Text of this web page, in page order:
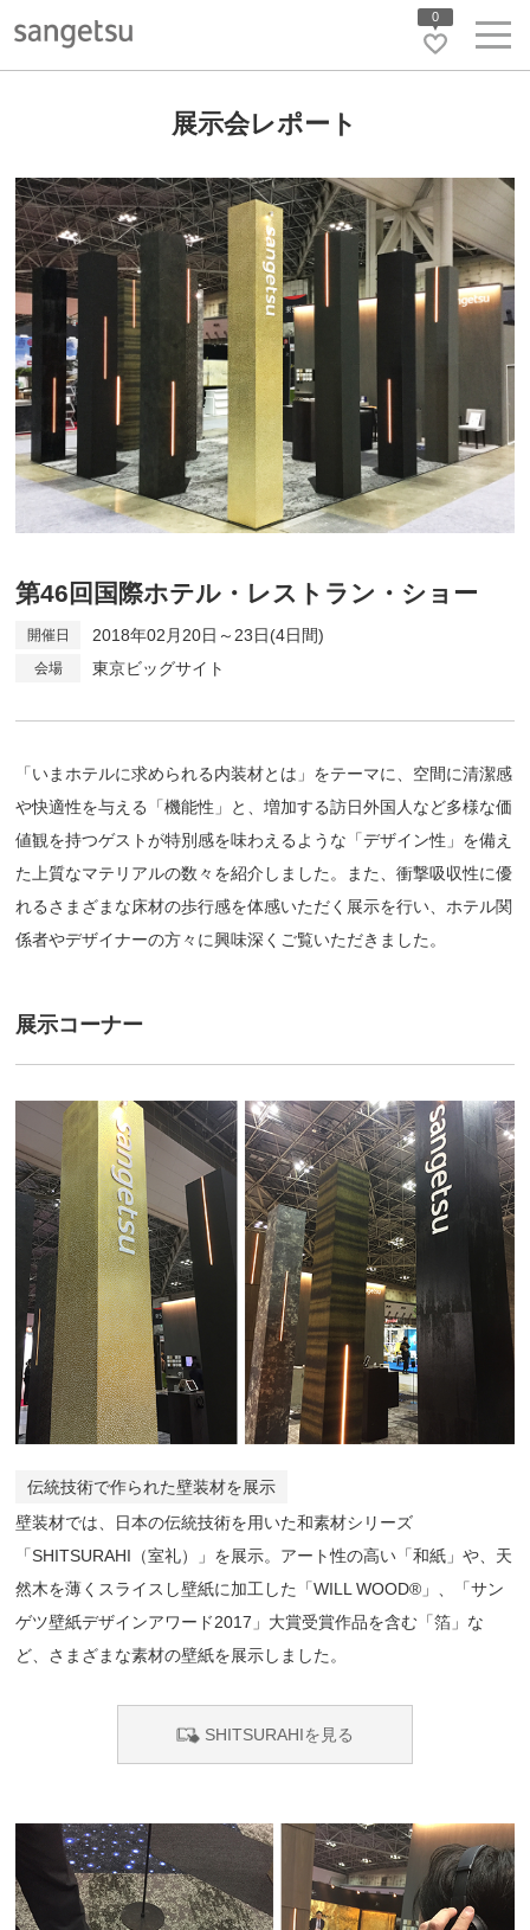
0
展示会レポート
第46回国際ホテル・レストラン・ショー
2018年02月20日～23日(4日間)
東京ビッグサイト
「いまホテルに求められる内装材とは」をテーマに、空間に清潔感
や快適性を与える「機能性」と、増加する訪日外国人など多様な価
値観を持つゲストが特別感を味わえるような「デザイン性」を備え
た上質なマテリアルの数々を紹介しました。また、衝撃吸収性に優
れるさまざまな床材の歩行感を体感いただく展示を行い、ホテル関
係者やデザイナーの方々に興味深くご覧いただきました。
展示コーナー
伝統技術で作られた壁装材を展示
壁装材では、日本の伝統技術を用いた和素材シリーズ
「SHITSURAHI（室礼）」を展示。アート性の高い「和紙」や、天
然木を薄くスライスし壁紙に加工した「WILL WOOD®」、「サン
ゲツ壁紙デザインアワード2017」大賞受賞作品を含む「箔」な
ど、さまざまな素材の壁紙を展示しました。
SHITSURAHIを見る